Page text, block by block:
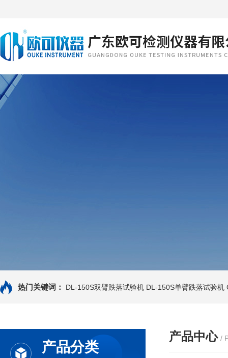
热门关键词： DL-150S双臂跌落试验机 DL-150S单臂跌落试验机
产品分类
产品中心 /